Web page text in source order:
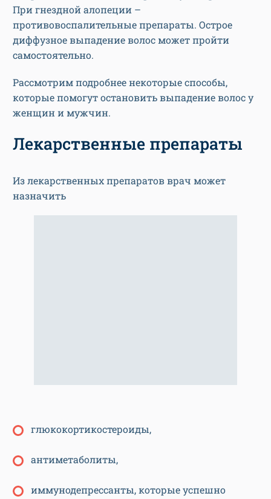
При гнездной алопеции –
противовоспалительные препараты. Острое
диффузное выпадение волос может пройти
самостоятельно.
Рассмотрим подробнее некоторые способы,
которые помогут остановить выпадение волос у
женщин и мужчин.
Лекарственные препараты
Из лекарственных препаратов врач может
назначить
глюкокортикостероиды,
антиметаболиты,
иммунодепрессанты, которые успешно